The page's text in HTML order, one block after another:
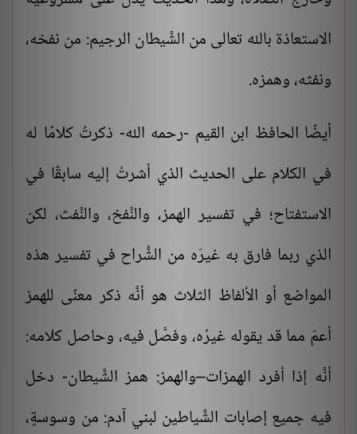
الاستعاذة بالله تعالى من الشَّيطان الرجيم: من نفخه،
ونفثه، وهمزه.
أيضًا الحافظ ابن القيم -رحمه الله- ذكرتُ كلامًا له
في الكلام على الحديث الذي أشرتُ إليه سابقًا في
الاستفتاح؛ في تفسير الهمز، والنَّفخ، والنَّفث، لكن
الذي ربما فارق به غيرَه من الشُّراح في تفسير هذه
المواضع أو الألفاظ الثلاث هو أنَّه ذكر معنًى للهمز
أعمّ مما قد يقوله غيرُه، وفصَّل فيه، وحاصل كلامه:
أنَّه إذا أفرد الهمزات–والهمز: همز الشَّيطان- دخل
فيه جميع إصابات الشَّياطين لبني آدم: من وسوسةٍ،